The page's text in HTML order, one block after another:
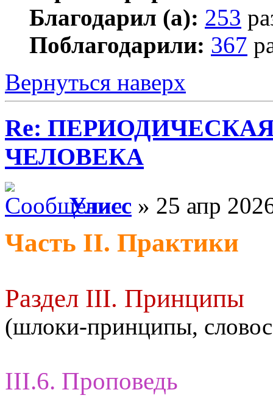
Благодарил (а): 253
Поблагодарили: 367
Вернуться наверх
Re:
ЧЕЛОВЕКА
Улисс » 25 апр
Часть II. Практики
Раздел III. Принципы
(шлоки-принципы,
III.6. Проповедь